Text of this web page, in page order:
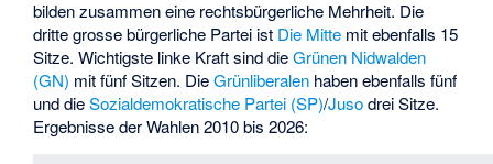
bilden zusammen eine rechtsbürgerliche Mehrheit. Die
dritte grosse bürgerliche Partei ist Die Mitte mit ebenfalls 15
Sitze. Wichtigste linke Kraft sind dieGrünen Nidwalden
(GN) mit fünf Sitzen. DieGrünliberalen haben ebenfalls fünf
und dieSozialdemokratische Partei (SP)/Jusodrei Sitze.
Ergebnisse der Wahlen 2010 bis 2026: